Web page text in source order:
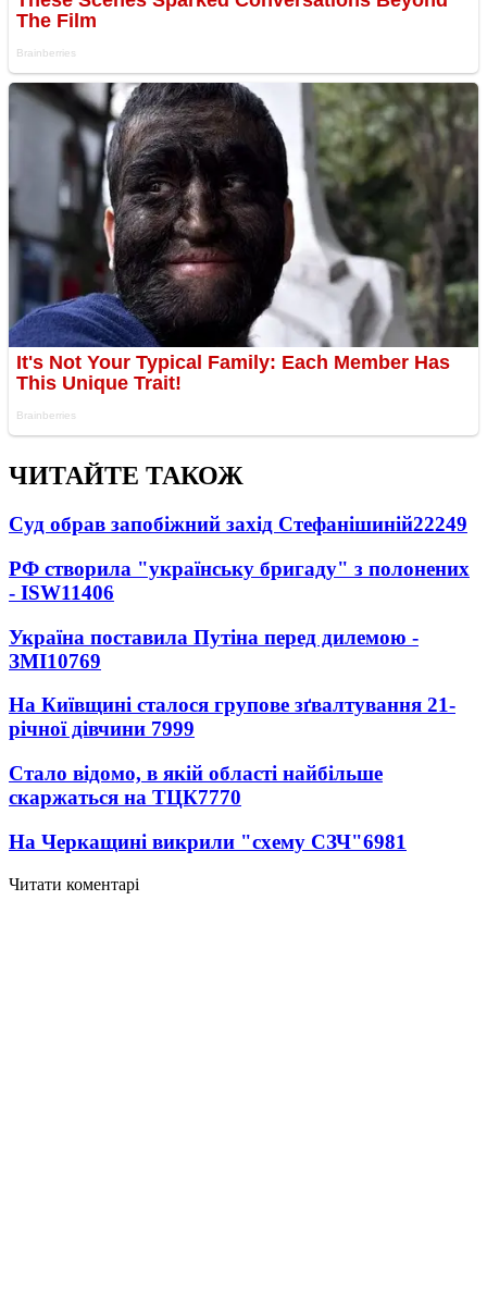
ЧИТАЙТЕ ТАКОЖ
Суд обрав запобіжний захід Стефанішиній22249
РФ створила "українську бригаду" з полонених
- ISW11406
Україна поставила Путіна перед дилемою -
ЗМІ10769
На Київщині сталося групове зґвалтування 21-
річної дівчини 7999
Стало відомо, в якій області найбільше
скаржаться на ТЦК7770
На Черкащині викрили "схему СЗЧ"6981
Читати коментарі